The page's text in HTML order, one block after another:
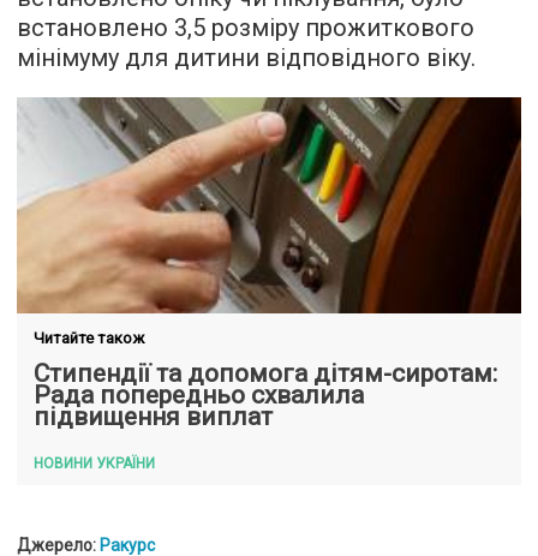
встановлено 3,5 розміру прожиткового
мінімуму для дитини відповідного віку.
Читайте також
Стипендії та допомога дітям-сиротам:
Рада попередньо схвалила
підвищення виплат
НОВИНИ УКРАЇНИ
Джерело: Ракурс